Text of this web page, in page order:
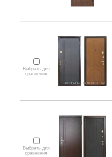
Выбрать для
сравнения
Выбрать для
сравнения